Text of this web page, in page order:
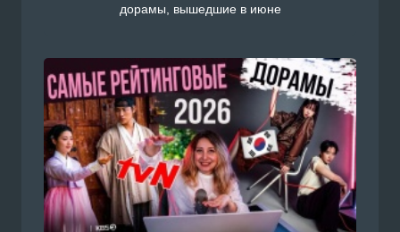
дорамы, вышедшие в июне